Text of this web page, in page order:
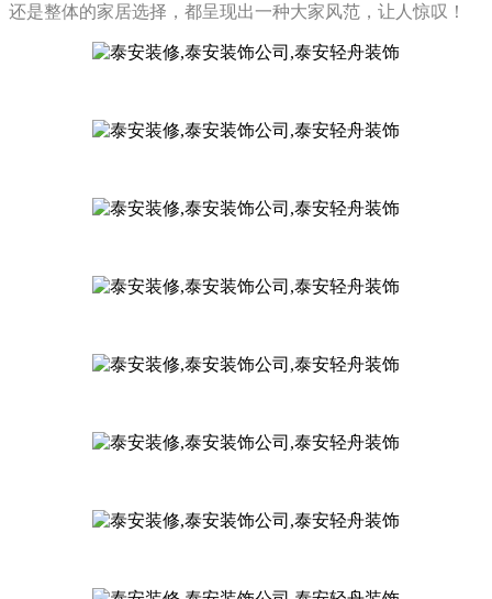
还是整体的家居选择，都呈现出一种大家风范，让人惊叹！